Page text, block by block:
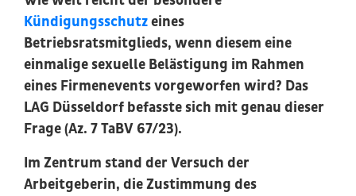
Kündigungsschutzeines
Betriebsratsmitglieds, wenn diesem eine
einmalige sexuelle Belästigung im Rahmen
eines Firmenevents vorgeworfen wird? Das
LAG Düsseldorf befasste sich mit genau dieser
Frage (Az. 7 TaBV 67/23).
Im Zentrum stand der Versuch der
Arbeitgeberin, die Zustimmung des